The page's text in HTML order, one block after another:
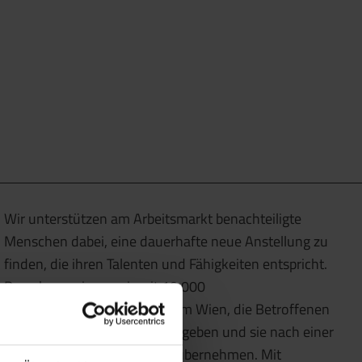
Wir unterstützen am Arbeitsmarkt benachteiligte
Menschen dabei, eine dauerhafte neue Anstellung zu
finden, die ihren Talenten und Fähigkeiten entspricht.
Dazu kooperieren wir mit 10.000
Partnerunternehmen im Raum Wien, die Betroffenen
eine Chance in ihrem Betrieb geben und sie nach einer
Probephase fest in ihr Team übernehmen. Mit